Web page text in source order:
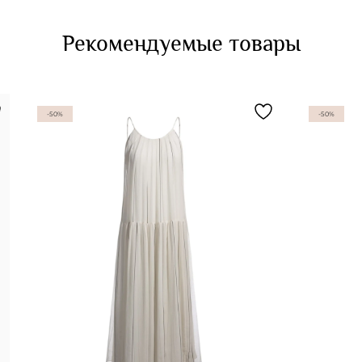
Рекомендуемые товары
-50% -50%